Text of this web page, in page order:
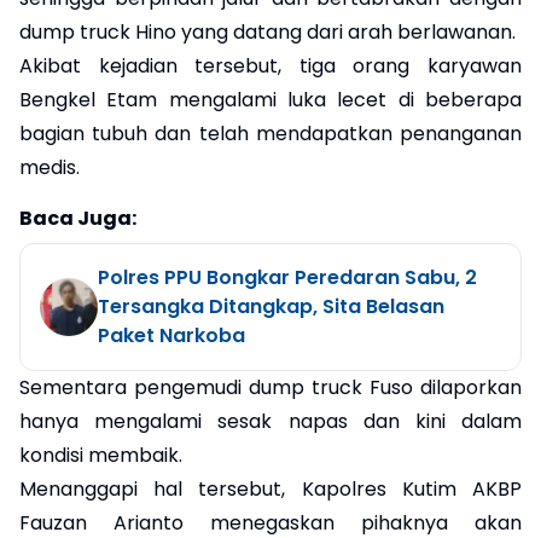
dump truck Hino yang datang dari arah berlawanan.
Akibat kejadian tersebut, tiga orang karyawan
Bengkel Etam mengalami luka lecet di beberapa
bagian tubuh dan telah mendapatkan penanganan
medis.
Baca Juga:
Polres PPU Bongkar Peredaran Sabu, 2
Tersangka Ditangkap, Sita Belasan
Paket Narkoba
Sementara pengemudi dump truck Fuso dilaporkan
hanya mengalami sesak napas dan kini dalam
kondisi membaik.
Menanggapi hal tersebut, Kapolres Kutim AKBP
Fauzan Arianto menegaskan pihaknya akan